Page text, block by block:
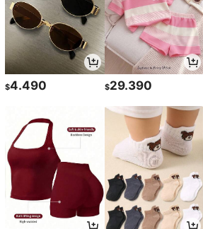
$4.490 $29.390